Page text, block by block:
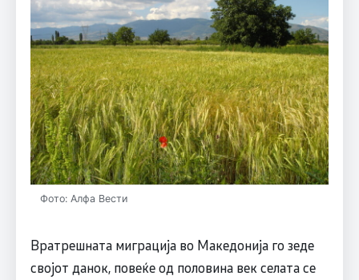
Фото: Алфа Вести
Вратрешната миграција во Македонија го зеде
својот данок, повеќе од половина век селата се